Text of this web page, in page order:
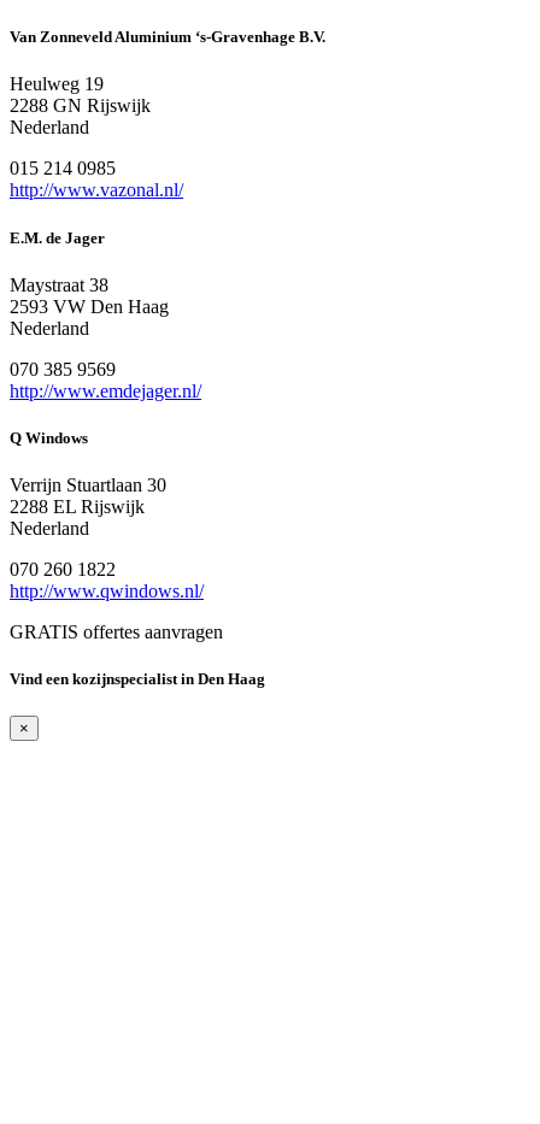
Van Zonneveld Aluminium ‘s-Gravenhage B.V.
Heulweg 19
2288 GN Rijswijk
Nederland
015 214 0985
http://www.vazonal.nl/
E.M. de Jager
Maystraat 38
2593 VW Den Haag
Nederland
070 385 9569
http://www.emdejager.nl/
Q Windows
Verrijn Stuartlaan 30
2288 EL Rijswijk
Nederland
070 260 1822
http://www.qwindows.nl/
GRATIS offertes aanvragen
Vind een kozijnspecialist in Den Haag
×